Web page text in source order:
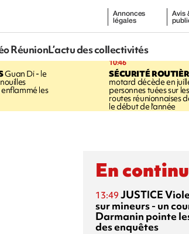
Annonces
légales
Avis
RéunionL’actu des collectivités
Guan Di - le
les
10:46
SÉCURITÉ
motard décède en
personnes tuées sur les
routes réunionnaises
le début de l'année
En continu
13:49 JUSTICE
sur mineurs - un
Darmanin pointe
des enquêtes